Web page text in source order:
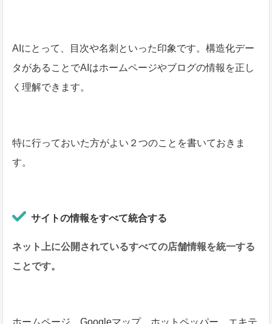
AIにとって、目次や名刺といった印象です。構造化デー
タがあることでAIはホームページやブログの情報を正し
く理解できます。
特に行っておいた方がよい２つのことを書いておきま
す。
サイトの情報をすべて統合する
ネット上に公開されているすべての店舗情報を統一する
ことです。